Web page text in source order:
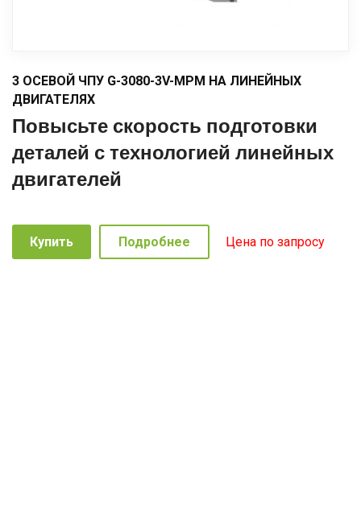
3 ОСЕВОЙ ЧПУ G-3080-3V-MPM НА ЛИНЕЙНЫХ
ДВИГАТЕЛЯХ
Повысьте скорость подготовки
деталей с технологией линейных
двигателей
Купить Подробнее Цена по запросу